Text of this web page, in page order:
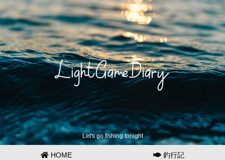
Let's go fishing tonight
HOME 釣行記